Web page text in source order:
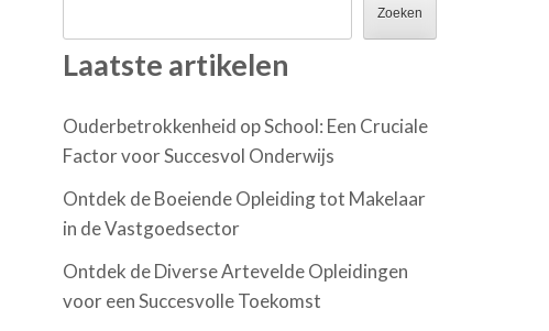
Zoeken
Laatste artikelen
Ouderbetrokkenheid op School: Een Cruciale
Factor voor Succesvol Onderwijs
Ontdek de Boeiende Opleiding tot Makelaar
in de Vastgoedsector
Ontdek de Diverse Artevelde Opleidingen
voor een Succesvolle Toekomst